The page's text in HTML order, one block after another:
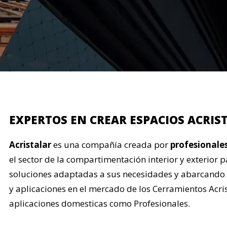
EXPERTOS EN CREAR ESPACIOS
Acristalares una compañía creada por
el sector de la compartimentación interior y exterior
soluciones adaptadas a sus necesidades y
y aplicaciones en el mercado de los Cerramientos
aplicaciones domesticas como Profesionales.